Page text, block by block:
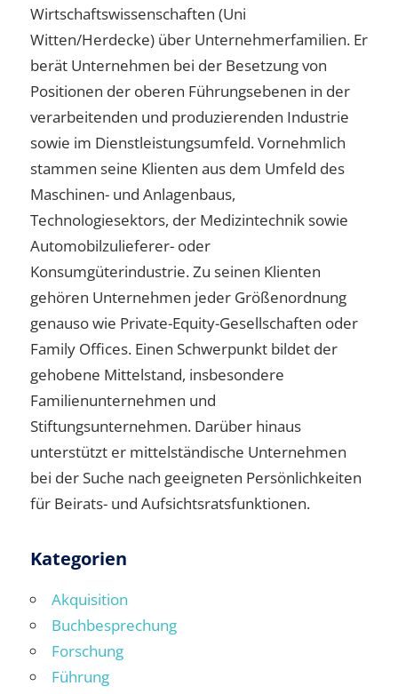
Wirtschaftswissenschaften (Uni
Witten/Herdecke) über Unternehmerfamilien. Er
berät Unternehmen bei der Besetzung von
Positionen der oberen Führungsebenen in der
verarbeitenden und produzierenden Industrie
sowie im Dienstleistungsumfeld. Vornehmlich
stammen seine Klienten aus dem Umfeld des
Maschinen- und Anlagenbaus,
Technologiesektors, der Medizintechnik sowie
Automobilzulieferer- oder
Konsumgüterindustrie. Zu seinen Klienten
gehören Unternehmen jeder Größenordnung
genauso wie Private-Equity-Gesellschaften oder
Family Offices. Einen Schwerpunkt bildet der
gehobene Mittelstand, insbesondere
Familienunternehmen und
Stiftungsunternehmen. Darüber hinaus
unterstützt er mittelständische Unternehmen
bei der Suche nach geeigneten Persönlichkeiten
für Beirats- und Aufsichtsratsfunktionen.
Kategorien
Akquisition
Buchbesprechung
Forschung
Führung